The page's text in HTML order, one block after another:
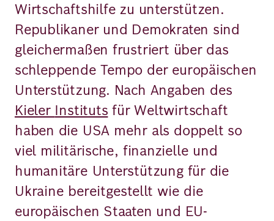
Wirtschaftshilfe zu unterstützen.
Republikaner und Demokraten sind
gleichermaßen frustriert über das
schleppende Tempo der europäischen
Unterstützung. Nach Angaben des
Kieler Instituts für Weltwirtschaft
haben die USA mehr als doppelt so
viel militärische, finanzielle und
humanitäre Unterstützung für die
Ukraine bereitgestellt wie die
europäischen Staaten und EU-